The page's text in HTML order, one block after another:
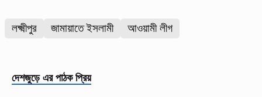
লক্ষ্মীপুর জামায়াতে ইসলামী আওয়ামী লীগ
দেশজুড়ে এর পাঠক প্রিয়